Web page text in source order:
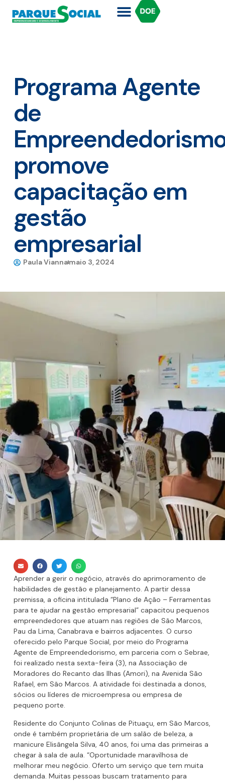
Programa Agente
de
promove
capacitação em
gestão
empresarial
Paula Viannamaio 3, 2024
Aprender a gerir o negócio, através do aprimoramento de
habilidades de gestão e planejamento. A partir dessa
premissa, a oficina intitulada “Plano de Ação – Ferramentas
para te ajudar na gestão empresarial” capacitou pequenos
empreendedores que atuam nas regiões de São Marcos,
Pau da Lima, Canabrava e bairros adjacentes. O curso
oferecido pelo Parque Social, por meio do Programa
Agente de Empreendedorismo, em parceria com o Sebrae,
foi realizado nesta sexta-feira (3), na Associação de
Moradores do Recanto das Ilhas (Amori), na Avenida São
Rafael, em São Marcos. A atividade foi destinada a donos,
sócios ou líderes de microempresa ou empresa de
pequeno porte.
Residente do Conjunto Colinas de Pituaçu, em São Marcos,
onde é também proprietária de um salão de beleza, a
manicure Elisângela Silva, 40 anos, foi uma das primeiras a
chegar à sala de aula. “Oportunidade maravilhosa de
melhorar meu negócio. Oferto um serviço que tem muita
demanda. Muitas pessoas buscam tratamento para